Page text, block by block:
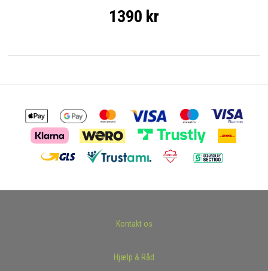
1390 kr
Kontakt os
Hjælp & Råd